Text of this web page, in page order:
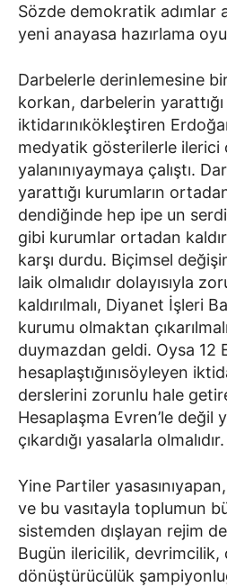
Sözde demokratik adımlar
yeni anayasa hazırlama
Darbelerle derinlemesine
korkan, darbelerin yarattığı
iktidarınıkökleştiren
medyatik gösterilerle ilerici
yalanınıyaymaya çalıştı.
yarattığı kurumların
dendiğinde hep ipe un
gibi kurumlar ortadan
karşı durdu. Biçimsel
laik olmalıdır dolayısıyla
kaldırılmalı, Diyanet İşleri
kurumu olmaktan
duymazdan geldi. Oysa 12
hesaplaştığınısöyleyen
derslerini zorunlu hale
Hesaplaşma Evren’le değil
çıkardığı yasalarla olmalıdır.
Yine Partiler
ve bu vasıtayla toplumun
sistemden dışlayan rejim
Bugün ilericilik, devrimcilik,
dönüştürücülük